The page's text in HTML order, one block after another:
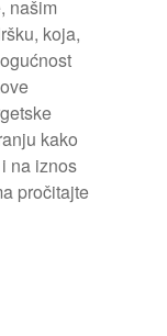
našim
koja,
kako
na iznos
pročitajte